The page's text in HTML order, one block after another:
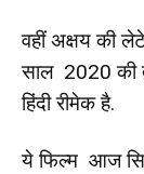
वहीं अक्षय की
साल 2020 की
हिंदी रीमेक है.
ये फिल्म आज